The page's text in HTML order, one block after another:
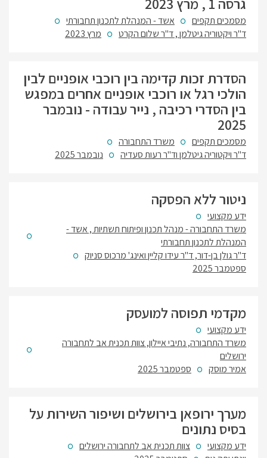
מסמכים תקפים
אשד - המנהלת לתכנון תחבורתי
ד"ר ויקטוריה גיטלמן , ד"ר שלום הקרט
מרץ 2023
הסדרת זכות קדימה בין רוכבי אופניים לבין
הולכי רגל או רוכבי אופניים אחרים במפגש
בין הסדרי רכיבה , נייר עבודה - נובמבר
2025
מסמכים תקפים
משרד התחבורה
ד"ר ויקטוריה גיטלמן וד"ר רעות סעדיה
נובמבר 2025
ניטור ללא הפסקה
ידע מקצועי
משרד התחבורה - מנהל תכנון ופיתוח תשתיות , אשד -
המנהלת לתכנון תחבורתי
ד"ר גולן בן-דור, ד"ר עידו קליין ואינג' מרכוס סניוק
ספטמבר 2025
מקדמי תפוסה למועסק
ידע מקצועי
משרד התחבורה, נתיבי איילון, צוות תכנית אב לתחבורה
ירושלים
אמיר מוסק
ספטמבר 2025
מערך ירופאן בירושלים ושיפור השירות על
בסיס נתונים
ידע מקצועי
צוות תכנית אב לתחבורה ירושלים